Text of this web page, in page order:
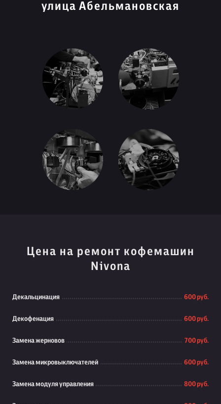
улица Абельмановская
Цена на ремонт кофемашин
Nivona
Декальцинация 600 руб.
Декофенация 600 руб.
Замена жерновов 700 руб.
Замена микровыключателей 600 руб.
Замена модуля управления 800 руб.